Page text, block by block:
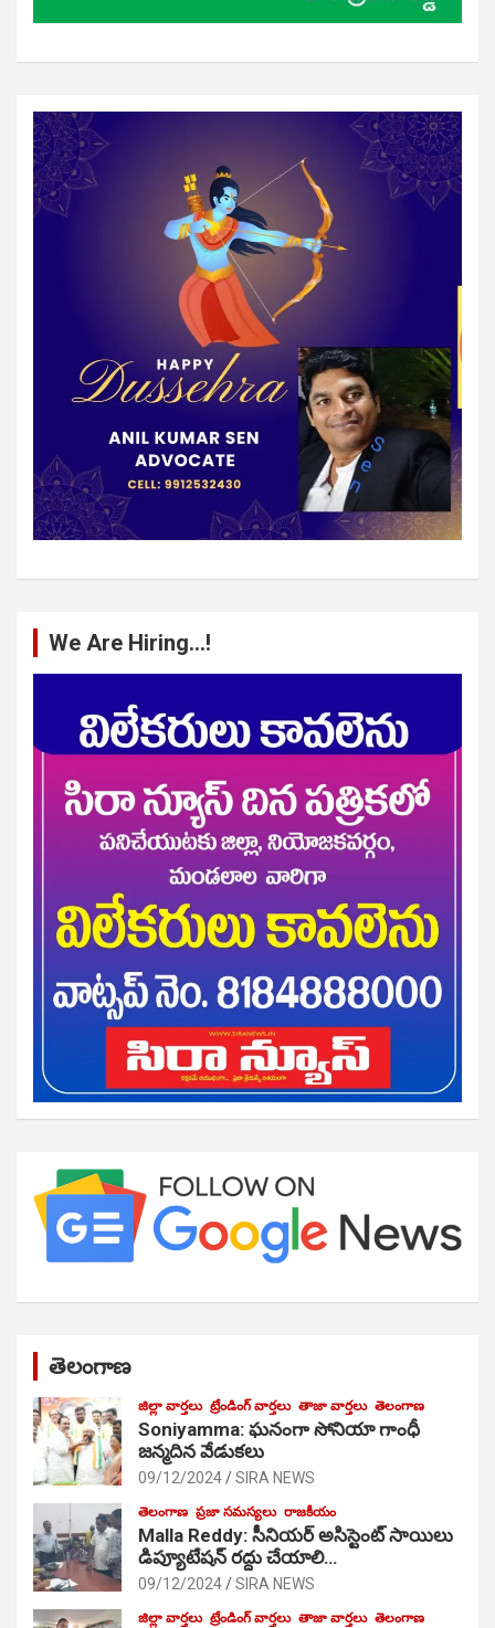
We Are Hiring…!
తెలంగాణ
జిల్లా వార్తలు ట్రేండింగ్ వార్తలు తాజా వార్తలు తెలంగాణ
Soniyamma: ఘ‌నంగా సోనియా గాంధీ
జ‌న్మ‌దిన వేడుక‌లు
09/12/2024 SIRA NEWS
తెలంగాణ ప్రజా సమస్యలు రాజకీయం
Malla Reddy: సీనియర్ అసిస్టెంట్ సాయిలు
డిప్యూటేషన్ రద్దు చేయాలి…
09/12/2024 SIRA NEWS
జిల్లా వార్తలు ట్రేండింగ్ వార్తలు తాజా వార్తలు తెలంగాణ